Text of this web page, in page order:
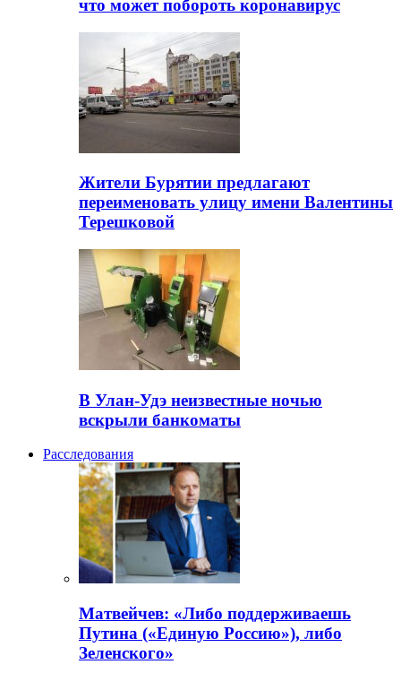
что может побороть коронавирус
Жители Бурятии предлагают
переименовать улицу имени Валентины
Терешковой
В Улан-Удэ неизвестные ночью
вскрыли банкоматы
Расследования
Матвейчев: «Либо поддерживаешь
Путина («Единую Россию»), либо
Зеленского»